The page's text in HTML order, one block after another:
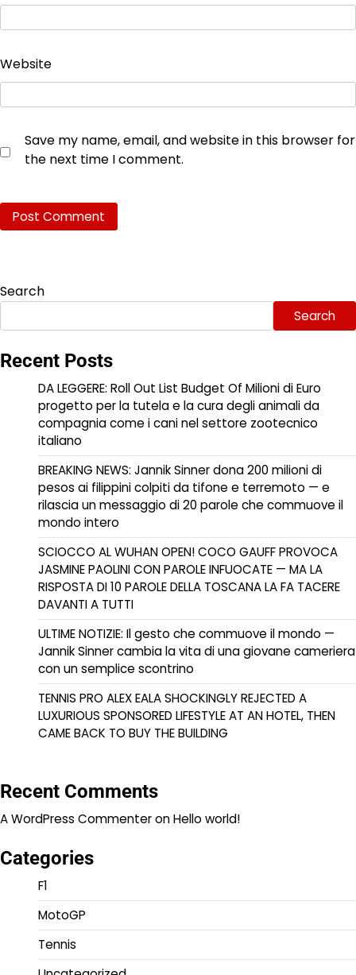
Website
Save my name, email, and website in this browser for
the next time I comment.
Search
Search
Recent Posts
DA LEGGERE: Roll Out List Budget Of Milioni di Euro
progetto per la tutela e la cura degli animali da
compagnia come i cani nel settore zootecnico
italiano
BREAKING NEWS: Jannik Sinner dona 200 milioni di
pesos ai filippini colpiti da tifone e terremoto — e
rilascia un messaggio di 20 parole che commuove il
mondo intero
SCIOCCO AL WUHAN OPEN! COCO GAUFF PROVOCA
JASMINE PAOLINI CON PAROLE INFUOCATE — MA LA
RISPOSTA DI 10 PAROLE DELLA TOSCANA LA FA TACERE
DAVANTI A TUTTI
ULTIME NOTIZIE: Il gesto che commuove il mondo —
Jannik Sinner cambia la vita di una giovane cameriera
con un semplice scontrino
TENNIS PRO ALEX EALA SHOCKINGLY REJECTED A
LUXURIOUS SPONSORED LIFESTYLE AT AN HOTEL, THEN
CAME BACK TO BUY THE BUILDING
Recent Comments
A WordPress CommenteronHello world!
Categories
F1
MotoGP
Tennis